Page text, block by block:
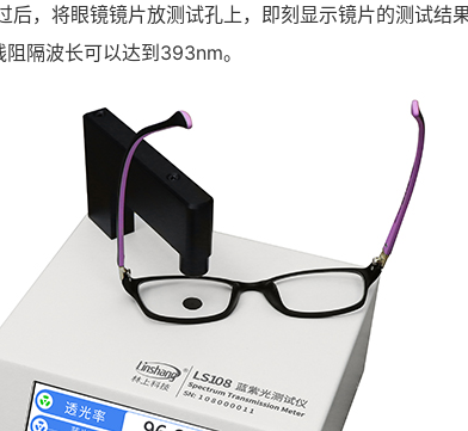
后，将眼镜镜片放测试孔上，即刻显示镜片的测试结
隔波长可以达到393nm。